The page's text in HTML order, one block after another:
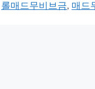
롤매드무비브금, 매드